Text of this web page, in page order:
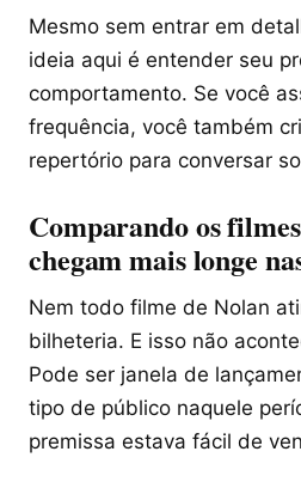
Mesmo sem entrar em
ideia aqui é entender seu
comportamento. Se você
frequência, você também
repertório para conversar
Comparando os
chegam mais longe
Nem todo filme de Nolan
bilheteria. E isso não
Pode ser janela de
tipo de público naquele
premissa estava fácil de